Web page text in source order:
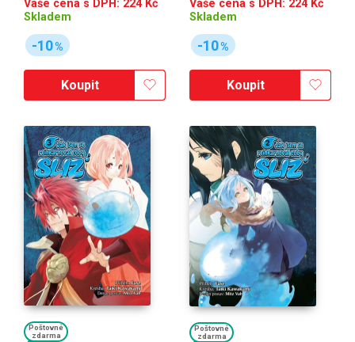
Vaše cena s DPH: 224Kč
Skladem
-10%
Koupit
Vaše cena s DPH: 224Kč
Skladem
-10%
Koupit
Poštovné
zdarma
Poštovné
zdarma